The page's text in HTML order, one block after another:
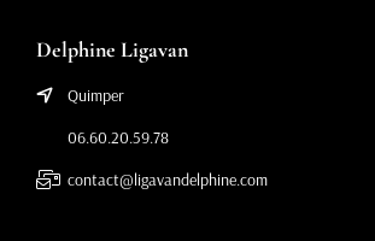
Delphine Ligavan
Quimper
06.60.20.59.78
contact@ligavandelphine.com